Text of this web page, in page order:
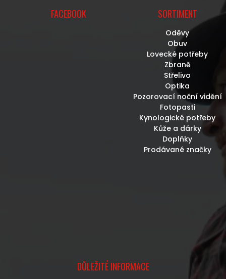
FACEBOOK SORTIMENT
Oděvy
Obuv
Lovecké potřeby
Zbraně
Střelivo
Optika
Pozorovací noční vidění
Fotopasti
Kynologické potřeby
Kůže a dárky
Doplňky
Prodávané značky
DŮLEŽITÉ INFORMACE